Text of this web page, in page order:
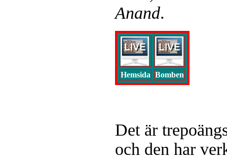
Anand.
Hemsida Bomben
Det är
och den har